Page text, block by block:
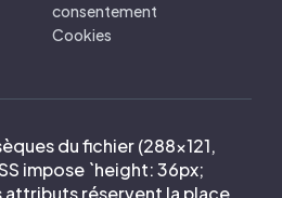
consentement
Cookies
du fichier (288×121,
impose `height: 36px;
attributs réservent la place